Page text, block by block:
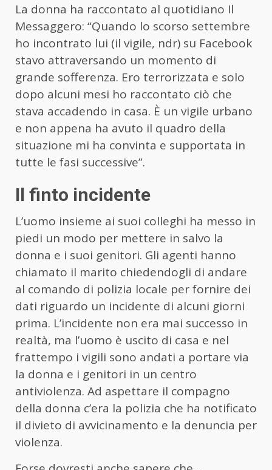
La donna ha raccontato al quotidiano Il
Messaggero: “Quando lo scorso settembre
ho incontrato lui (il vigile, ndr) su Facebook
stavo attraversando un momento di
grande sofferenza. Ero terrorizzata e solo
dopo alcuni mesi ho raccontato ciò che
stava accadendo in casa. È un vigile urbano
e non appena ha avuto il quadro della
situazione mi ha convinta e supportata in
tutte le fasi successive”.
Il finto incidente
L’uomo insieme ai suoi colleghi ha messo in
piedi un modo per mettere in salvo la
donna e i suoi genitori. Gli agenti hanno
chiamato il marito chiedendogli di andare
al comando di polizia locale per fornire dei
dati riguardo un incidente di alcuni giorni
prima. L’incidente non era mai successo in
realtà, ma l’uomo è uscito di casa e nel
frattempo i vigili sono andati a portare via
la donna e i genitori in un centro
antiviolenza. Ad aspettare il compagno
della donna c’era la polizia che ha notificato
il divieto di avvicinamento e la denuncia per
violenza.